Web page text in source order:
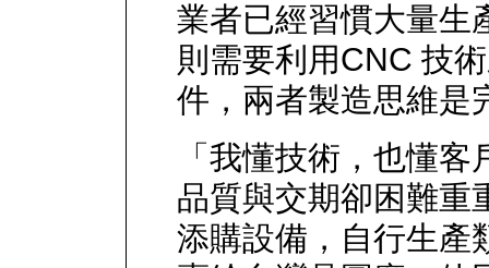
業者已經習慣大量生
則需要利用CNC 技
件，兩者製造思維是
「我懂技術，也懂
品質與交期卻困難重
添購設備，自行生產